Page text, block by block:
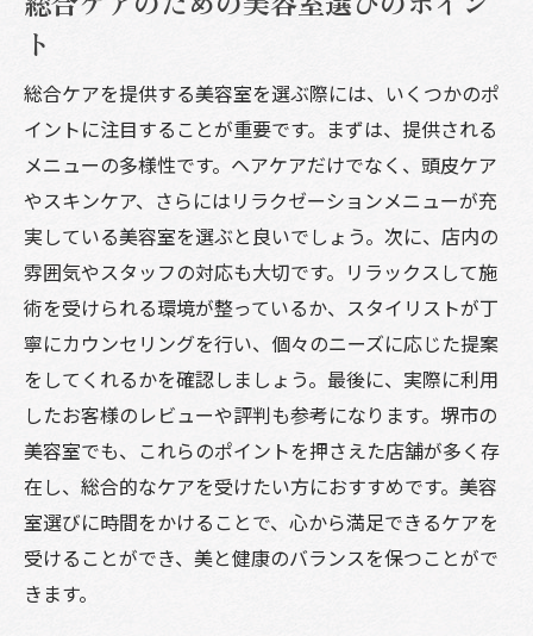
ト
総合ケアを提供する美容室を選ぶ際には、いくつかのポ
イントに注目することが重要です。まずは、提供される
メニューの多様性です。ヘアケアだけでなく、頭皮ケア
やスキンケア、さらにはリラクゼーションメニューが充
実している美容室を選ぶと良いでしょう。次に、店内の
雰囲気やスタッフの対応も大切です。リラックスして施
術を受けられる環境が整っているか、スタイリストが丁
寧にカウンセリングを行い、個々のニーズに応じた提案
をしてくれるかを確認しましょう。最後に、実際に利用
したお客様のレビューや評判も参考になります。堺市の
美容室でも、これらのポイントを押さえた店舗が多く存
在し、総合的なケアを受けたい方におすすめです。美容
室選びに時間をかけることで、心から満足できるケアを
受けることができ、美と健康のバランスを保つことがで
きます。